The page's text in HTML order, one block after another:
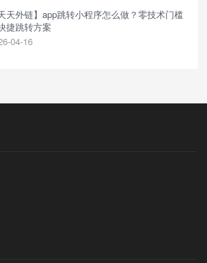
天天外链】app跳转小程序怎么做？零技术门槛
捷跳转方案
04-16